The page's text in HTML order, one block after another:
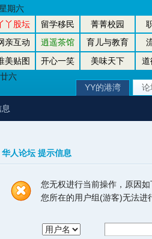
丫股坛 留学移民 菁菁校园
亲互动
逍遥茶馆 育儿与教育
美贴图
开心一笑 美味天下
道
六
期六
YY的港湾 论
华人论坛 提示信息
您无权进行当前操作，原因如
您所在的用户组(游客)无法进